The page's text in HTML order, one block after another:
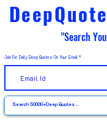
"Search
Join For Daily Deep Quotes On Your Email